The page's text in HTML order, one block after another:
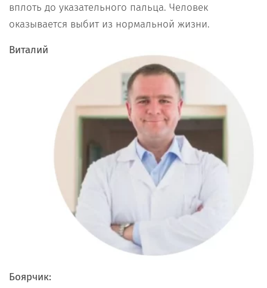
вплоть до указательного пальца. Человек
оказывается выбит из нормальной жизни.
Виталий
Боярчик: